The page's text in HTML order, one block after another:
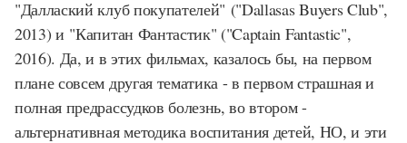
"Даллаский клуб покупателей" ("Dallasas Buyers Club",
2013) и "Капитан Фантастик" ("Captain Fantastic",
2016). Да, и в этих фильмах, казалось бы, на первом
плане совсем другая тематика - в первом страшная и
полная предрассудков болезнь, во втором -
альтернативная методика воспитания детей, НО, и эти